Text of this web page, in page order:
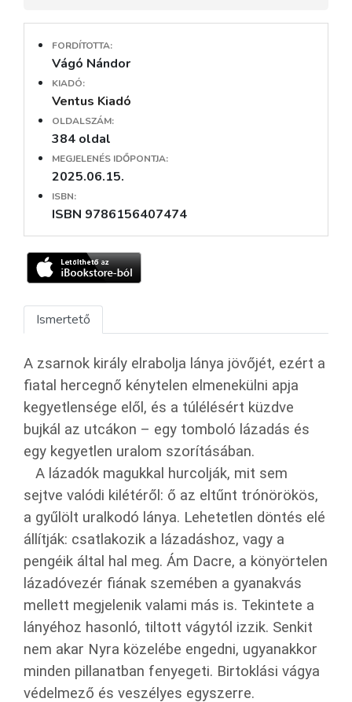
FORDÍTOTTA:
Vágó Nándor
KIADÓ:
Ventus Kiadó
OLDALSZÁM:
384 oldal
MEGJELENÉS IDŐPONTJA:
2025.06.15.
ISBN:
ISBN 9786156407474
Ismertető
A zsarnok király elrabolja lánya jövőjét, ezért a
fiatal hercegnő kénytelen elmenekülni apja
kegyetlensége elől, és a túlélésért küzdve
bujkál az utcákon – egy tomboló lázadás és
egy kegyetlen uralom szorításában.
A lázadók magukkal hurcolják, mit sem
sejtve valódi kilétéről: ő az eltűnt trónörökös,
a gyűlölt uralkodó lánya. Lehetetlen döntés elé
állítják: csatlakozik a lázadáshoz, vagy a
pengéik által hal meg. Ám Dacre, a könyörtelen
lázadóvezér fiának szemében a gyanakvás
mellett megjelenik valami más is. Tekintete a
lányéhoz hasonló, tiltott vágytól izzik. Senkit
nem akar Nyra közelébe engedni, ugyanakkor
minden pillanatban fenyegeti. Birtoklási vágya
védelmező és veszélyes egyszerre.